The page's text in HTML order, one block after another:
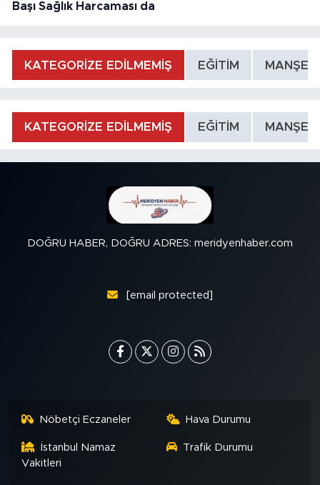
Başı Sağlık Harcaması da
KATEGORİZE EDİLMEMİŞ EĞİTİM MANŞET
KATEGORİZE EDİLMEMİŞ EĞİTİM MANŞET
DOĞRU HABER, DOĞRU ADRES: meridyenhaber.com
[email protected]
Nöbetçi Eczaneler Hava Durumu
İstanbul Namaz
Vakitleri
Trafik Durumu